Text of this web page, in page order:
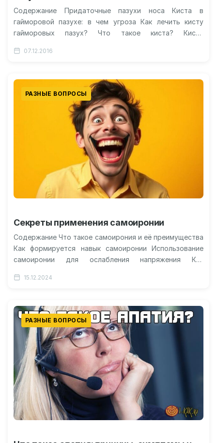
Содержание Придаточные пазухи носа Киста в
гайморовой пазухе: в чем угроза Как лечить кисту
гайморовых пазух? Что такое киста? Киста
07.12.2016
РАЗНЫЕ ВОПРОСЫ
Секреты применения самоиронии
Содержание Что такое самоирония и её преимущества
Как формируется навык самоиронии Использование
самоиронии для ослабления напряжения Как
самоуважением…
15.12.2024
РАЗНЫЕ ВОПРОСЫ